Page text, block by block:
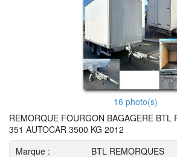
16 photo(s)
REMORQUE FOURGON BAGAGERE BTL
351 AUTOCAR 3500 KG 2012
Marque :
BTL REMORQUES